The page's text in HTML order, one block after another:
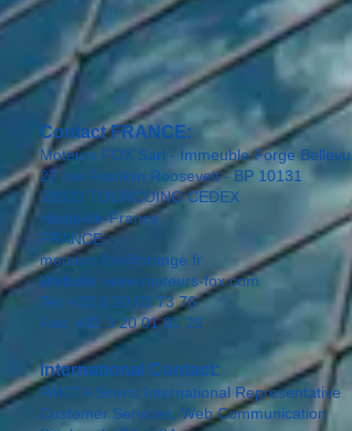
Contact FRANCE:
Moteurs FOX Sarl - Immeuble Forge
27 rue Franklin Roosevelt - BP 10131
59333 TOURCOING CEDEX
Hauts-de-France
FRANCE
moteurs.fox@orange.fr
Website: www.moteurs-fox.com
​Tel: +33 3 20 01 73 76
Fax: +33 3 20 01 80 29
International Contact:
PAKITA Sirens International Representative
Customer Services WebCommunication